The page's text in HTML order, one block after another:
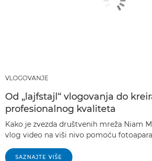
VLOGOVANJE
Od „lajfstajl“ vlogovanja do
profesionalnog kvaliteta
Kako je zvezda društvenih mreža Niam
vlog video na viši nivo pomoću
SAZNAJTE VIŠE